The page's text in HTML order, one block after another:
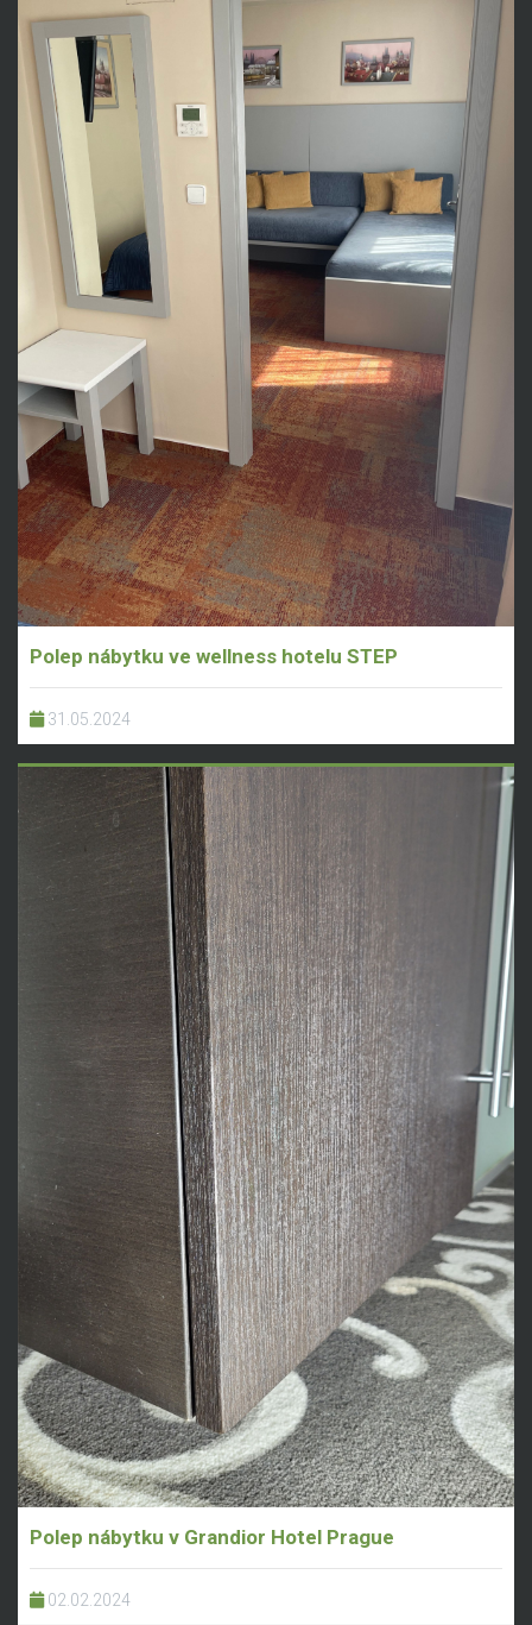
Polep nábytku ve wellness hotelu STEP
31.05.2024
Polep nábytku v Grandior Hotel Prague
02.02.2024